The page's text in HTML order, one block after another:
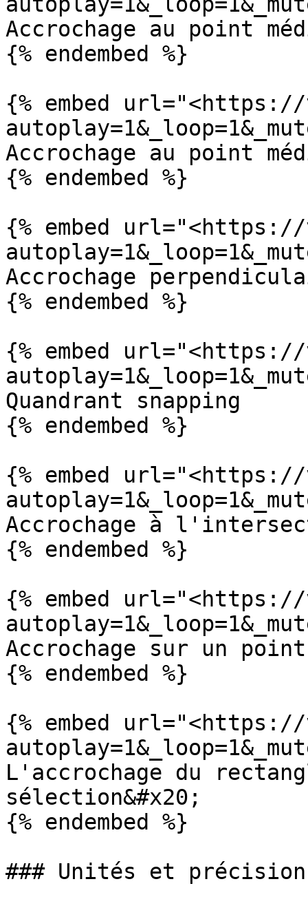
Accrochage au point
{% endembed %}
{% embed url="<https://
Accrochage au point
{% endembed %}
{% embed url="<https://
Accrochage
{% endembed %}
{% embed url="<https://
Quandrant snapping
{% endembed %}
{% embed url="<https://
Accrochage à
{% endembed %}
{% embed url="<https://
Accrochage sur un
{% endembed %}
{% embed url="<https://
L'accrochage du
sélection&#x20;
{% endembed %}
### Unités et précision